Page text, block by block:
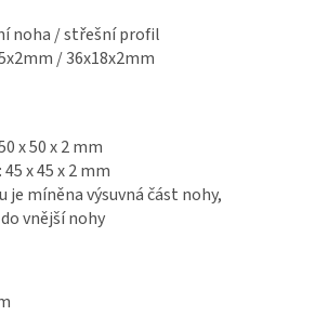
noha / střešní profil
/ 36x18x2mm
x 50 x 2 mm
x 45 x 2 mm
je míněna výsuvná část nohy,
vnější nohy